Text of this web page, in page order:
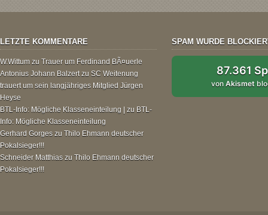
LETZTE KOMMENTARE
W.Wittum zu Trauer um Ferdinand BÃ¤uerle
Antonius Johann Balzertzu SC Weitenung
trauert um sein langjähriges Mitglied Jürgen
Heyse
BTL-Info: Mögliche Klasseneinteilung | zu BTL-
Info: Mögliche Klasseneinteilung
Gerhard Gorges zu Thilo Ehmann deutscher
Pokalsieger!!!
Schneider Matthias zu Thilo Ehmann deutscher
Pokalsieger!!!
SPAM WURDE
87.361
vonAkismet